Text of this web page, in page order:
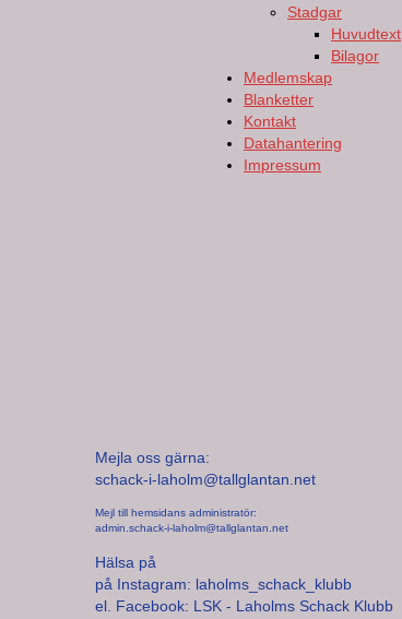
Stadgar
Huvudtext
Bilagor
Medlemskap
Blanketter
Kontakt
Datahantering
Impressum
Mejla oss gärna:
schack-i-laholm@tallglantan.net
Mejl till hemsidans administratör:
admin.schack-i-laholm@tallglantan.net
Hälsa på
på Instagram: laholms_schack_klubb
el. Facebook: LSK - Laholms Schack Klubb